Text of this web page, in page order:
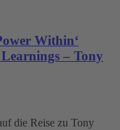
Within‘
– Tony
die Reise zu Tony